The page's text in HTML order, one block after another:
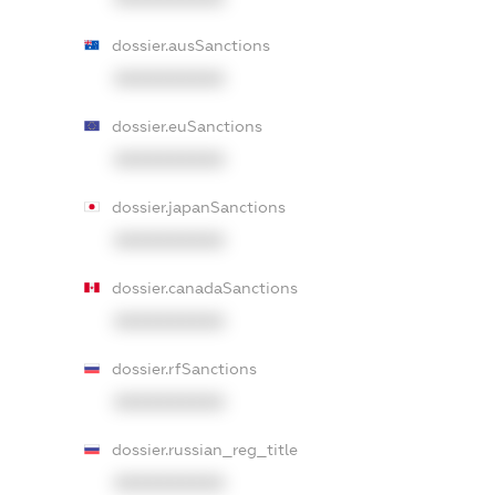
dossier.ausSanctions
dossier.euSanctions
dossier.japanSanctions
dossier.canadaSanctions
dossier.rfSanctions
dossier.russian_reg_title